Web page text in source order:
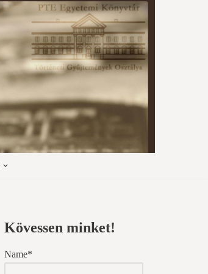
Kövessen minket!
Name*